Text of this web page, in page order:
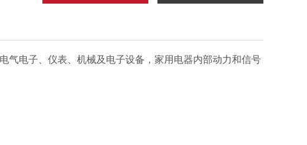
气电子、仪表、机械及电子设备，家用电器内部动力和信号